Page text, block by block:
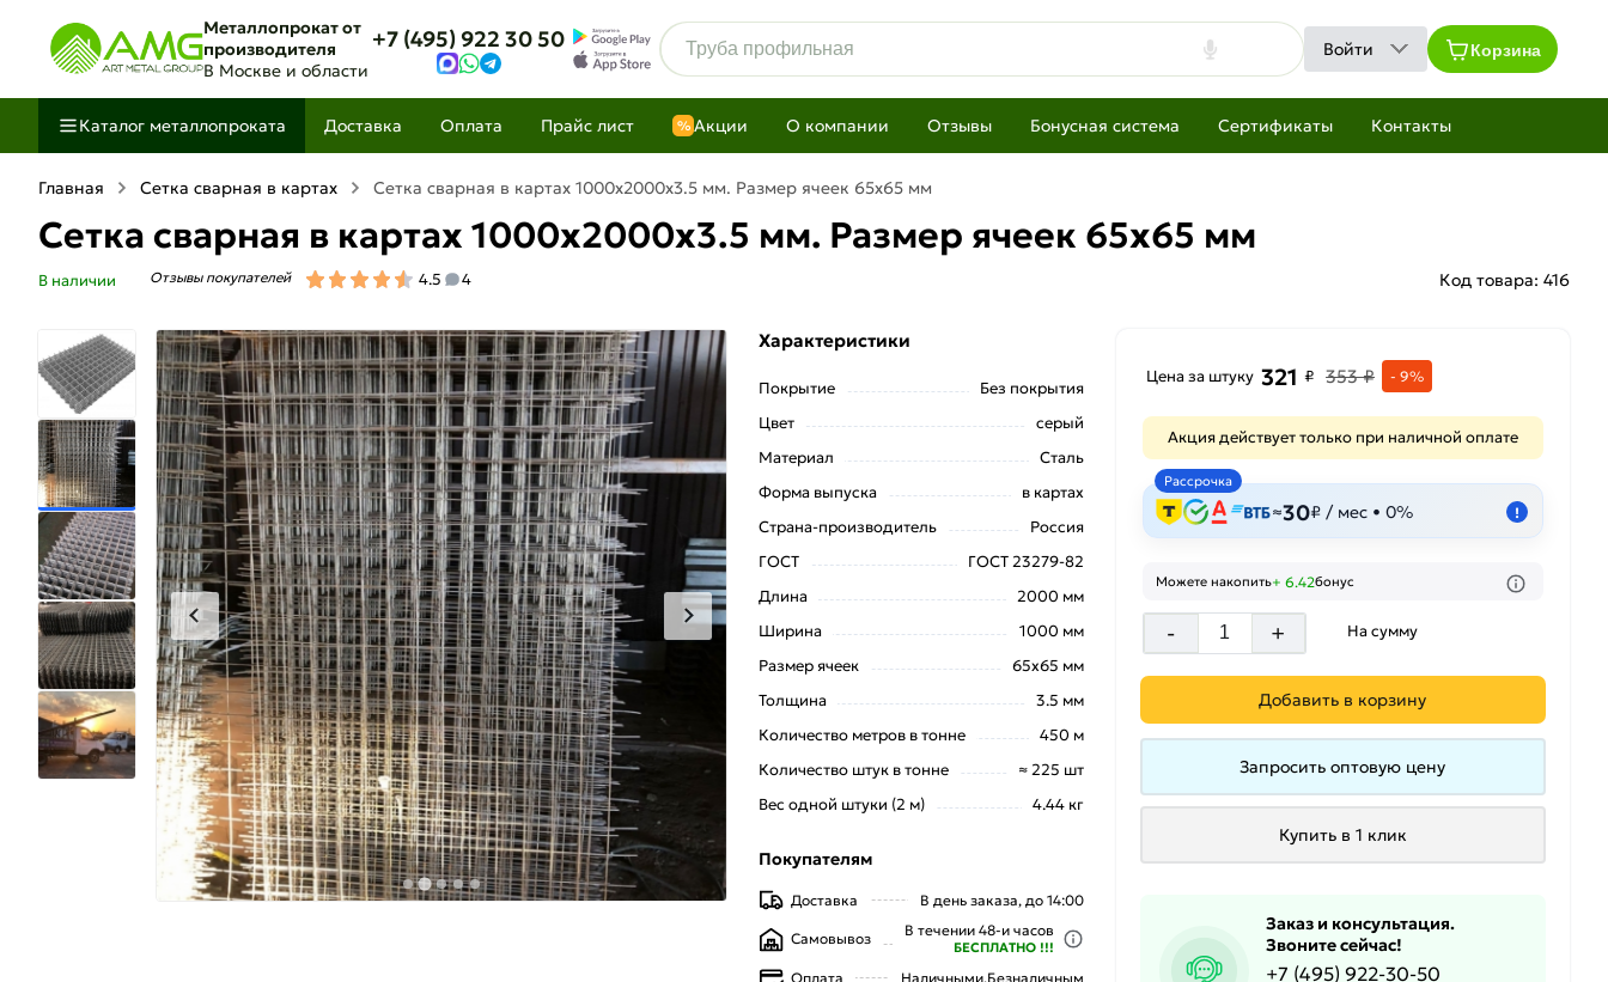
Металлопрокат от
производителя
В Москве и области
+7 (495) 922 30 50 Войти Корзина
Каталог металлопроката Доставка Оплата Прайс лист % Акции О компании Отзывы Бонусная система Сертификаты Контакты
Главная Сетка сварная в картах Сетка сварная в картах 1000х2000х3.5 мм. Размер ячеек 65х65 мм
Сетка сварная в картах 1000х2000х3.5 мм. Размер ячеек 65х65 мм
В наличии Отзывы покупателей 4.5 4 Код товара: 416
Цена за штуку 321 ₽ 353 ₽ - 9%
Акция действует только при наличной оплате
Рассрочка
≈30₽ / мес • 0% !
Можете накопить+ 6.42бонус
- + На сумму
Добавить в корзину
Запросить оптовую цену
Купить в 1 клик
Заказ и консультация.
Звоните сейчас!
+7 (495) 922-30-50
Характеристики
Покрытие
Без покрытия
Цвет
серый
Материал
Сталь
Форма выпуска
в картах
Страна-производитель
Россия
ГОСТ
ГОСТ 23279-82
Длина
2000 мм
Ширина
1000 мм
Размер ячеек
65х65 мм
Толщина
3.5 мм
Количество метров в тонне
450 м
Количество штук в тонне
≈ 225 шт
Вес одной штуки (2 м)
4.44 кг
Покупателям
Доставка В день заказа, до 14:00
Самовывоз В течении 48-и часов
БЕСПЛАТНО !!!
Оплата Наличными,Безналичным